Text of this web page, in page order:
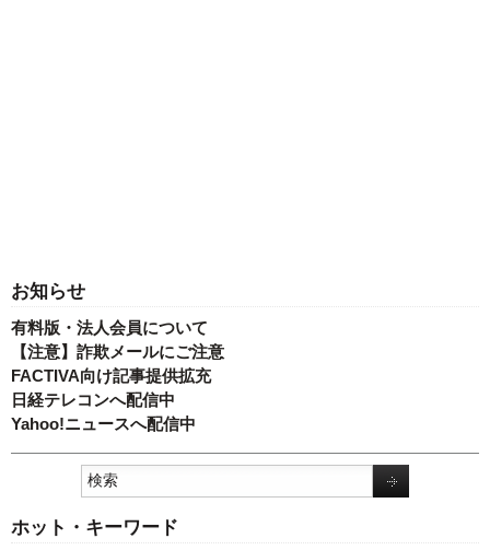
お知らせ
有料版・法人会員について
【注意】詐欺メールにご注意
FACTIVA向け記事提供拡充
日経テレコンへ配信中
Yahoo!ニュースへ配信中
ホット・キーワード